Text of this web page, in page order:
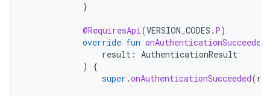
}
@RequiresApi(VERSION_CODES . P)
override fun onAuthenticationSucceeded
result : AuthenticationResult
)
{
super .onAuthenticationSucceeded(